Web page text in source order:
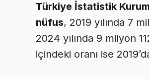
Türkiye İstatistik
nüfus, 2019 yılında 7
2024 yılında 9 milyon
içindeki oranı ise